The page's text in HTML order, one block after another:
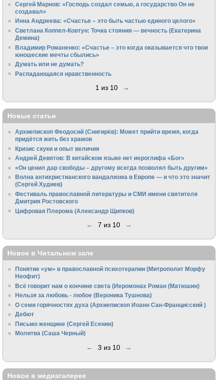
Сергей Марнов: «Господь создал семью, а государство Он не
создавал»
Инна Андреева: «Счастье – это быть частью единого целого»
Светлана Коппел-Ковтун: Точка стояния — вечность (Екатерина
Демина)
Владимир Романенко: «Счастье – это когда оказывается что твои
юношеские мечты сбылись»
Думать или не думать?
Распадающаяся нравственность
1 из 10 →
Новые статьи
Архиепископ Феодосий (Снигирёв): Может прийти время, когда
придётся жить без храмов
Кризис скуки и опыт величия
Андрей Девятов: В китайском языке нет иероглифа «Бог»
«Он ценил дар свободы – другому всегда позволял быть другим»
Волна антихристианского вандализма в Европе — и что это значит
(Сергей Худиев)
Фестиваль православной литературы и СМИ имени святителя
Дмитрия Ростовского
Цифровая Плерома (Александр Щипков)
← 7 из 10 →
Новое в Читальном зале
Понятие «ум» в православной психотерапии (Митрополит Морфу
Неофит)
Всё говорит нам о кончине света (Иеромонах Роман (Матюшин)
Нельзя за любовь - любое (Вероника Тушнова)
О семи горячностях духа (Архиепископ Иоанн Сан-Францисский )
Дебют
Письмо женщине (Сергей Есенин)
Молитва (Саша Черный)
← 3 из 10 →
Новое в медиагалерее